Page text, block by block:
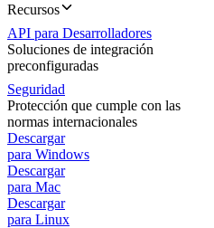
Recursos
API para Desarrolladores
Soluciones de integración
preconfiguradas
Seguridad
Protección que cumple con las
normas internacionales
Descargar
para Windows
Descargar
para Mac
Descargar
para Linux